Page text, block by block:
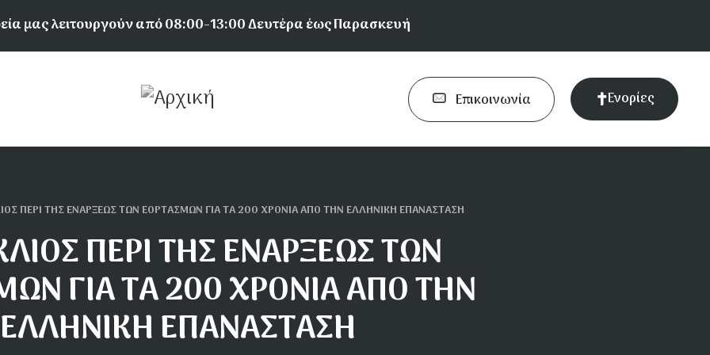
μας λειτουργούν από 08:00-13:00 Δευτέρα έως Παρασκευή
Επικοινωνία Ενορίες
ΠΕΡΙ ΤΗΣ ΕΝΑΡΞΕΩΣ ΤΩΝ ΕΟΡΤΑΣΜΩΝ ΓΙΑ ΤΑ 200 ΧΡΟΝΙΑ ΑΠΟ ΤΗΝ ΕΛΛΗΝΙΚΗ ΕΠΑΝΑΣΤΑΣΗ
ΠΕΡΙ ΤΗΣ ΕΝΑΡΞΕΩΣ ΤΩΝ
ΓΙΑ ΤΑ 200 ΧΡΟΝΙΑ ΑΠΟ ΤΗΝ
ΕΛΛΗΝΙΚΗ ΕΠΑΝΑΣΤΑΣΗ